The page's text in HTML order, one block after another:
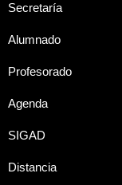
Secretaría
Alumnado
Profesorado
Agenda
SIGAD
Distancia